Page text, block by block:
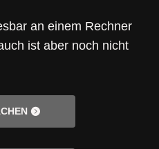
an einem Rechner
ist aber noch nicht